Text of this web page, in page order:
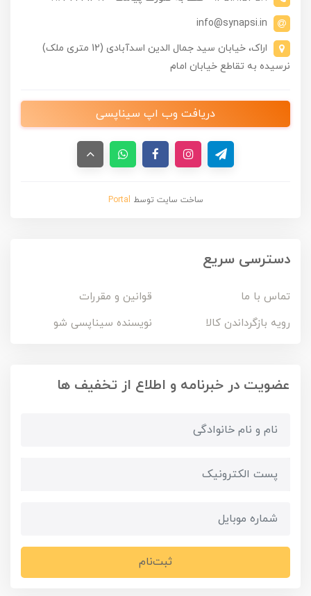
info@synapsi.in
اراک، خیابان سید جمال الدین اسدآبادی (12 متری ملک)
نرسیده به تقاطع خیابان امام
دریافت وب اپ سیناپسی
ساخت سایت توسط Portal
دسترسی سریع
تماس با ما
قوانین و مقررات
رویه بازگرداندن کالا
نویسنده سیناپسی شو
عضویت در خبرنامه و اطلاع از تخفیف ها
ثبت‌نام